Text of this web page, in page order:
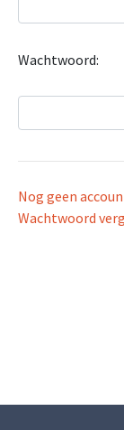
Wachtwoord:
Nog geen
Wachtwoord